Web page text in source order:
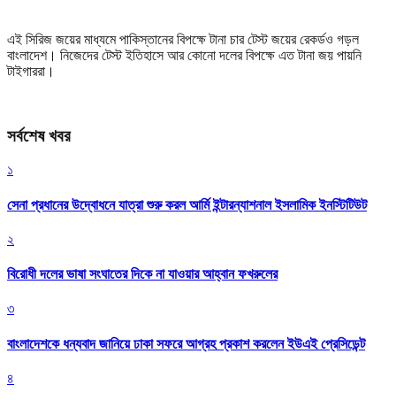
এই সিরিজ জয়ের মাধ্যমে পাকিস্তানের বিপক্ষে টানা চার টেস্ট জয়ের রেকর্ডও গড়ল
বাংলাদেশ। নিজেদের টেস্ট ইতিহাসে আর কোনো দলের বিপক্ষে এত টানা জয় পায়নি
টাইগাররা।
সর্বশেষ খবর
১
সেনা প্রধানের উদ্বোধনে যাত্রা শুরু করল আর্মি ইন্টারন্যাশনাল ইসলামিক ইনস্টিটিউট
২
বিরোধী দলের ভাষা সংঘাতের দিকে না যাওয়ার আহ্বান ফখরুলের
৩
বাংলাদেশকে ধন্যবাদ জানিয়ে ঢাকা সফরে আগ্রহ প্রকাশ করলেন ইউএই প্রেসিডেন্ট
৪